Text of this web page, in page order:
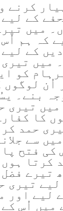
کرنے
کے
میں
کہ ہم
کے
میں
کو
اُن لوگوں
بنے۔
میں تیری
کا
حمد
سے
کی فتح
کرتا
تیرے فضل
لیے تیری
لیے اور
میں اُس